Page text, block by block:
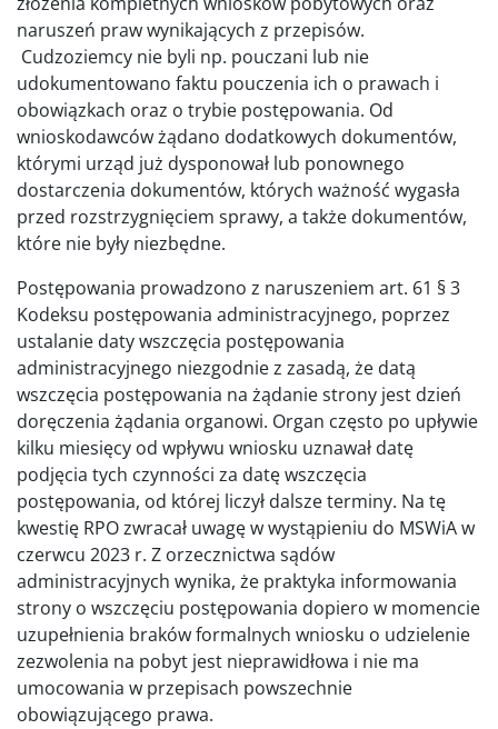
naruszeń praw wynikających z przepisów.
Cudzoziemcy nie byli np. pouczani lub nie
udokumentowano faktu pouczenia ich o prawach i
obowiązkach oraz o trybie postępowania. Od
wnioskodawców żądano dodatkowych dokumentów,
którymi urząd już dysponował lub ponownego
dostarczenia dokumentów, których ważność wygasła
przed rozstrzygnięciem sprawy, a także dokumentów,
które nie były niezbędne.
Postępowania prowadzono z naruszeniem art. 61 § 3
Kodeksu postępowania administracyjnego, poprzez
ustalanie daty wszczęcia postępowania
administracyjnego niezgodnie z zasadą, że datą
wszczęcia postępowania na żądanie strony jest dzień
doręczenia żądania organowi. Organ często po upływie
kilku miesięcy od wpływu wniosku uznawał datę
podjęcia tych czynności za datę wszczęcia
postępowania, od której liczył dalsze terminy. Na tę
kwestię RPO zwracał uwagę w wystąpieniu do MSWiA w
czerwcu 2023 r. Z orzecznictwa sądów
administracyjnych wynika, że praktyka informowania
strony o wszczęciu postępowania dopiero w momencie
uzupełnienia braków formalnych wniosku o udzielenie
zezwolenia na pobyt jest nieprawidłowa i nie ma
umocowania w przepisach powszechnie
obowiązującego prawa.